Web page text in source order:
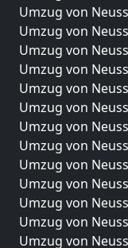
Umzug von
Umzug von
Umzug von
Umzug von
Umzug von
Umzug von
Umzug von
Umzug von
Umzug von
Umzug von
Umzug von
Umzug von
Umzug von